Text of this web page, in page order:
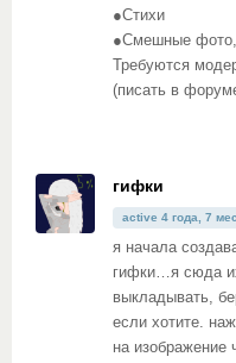
●Стихи
●Смешные
Требуются
(писать в
гифки
active 4 года, 7
я начала
гифки…я сюда
выкладывать,
если хотите.
на изображение